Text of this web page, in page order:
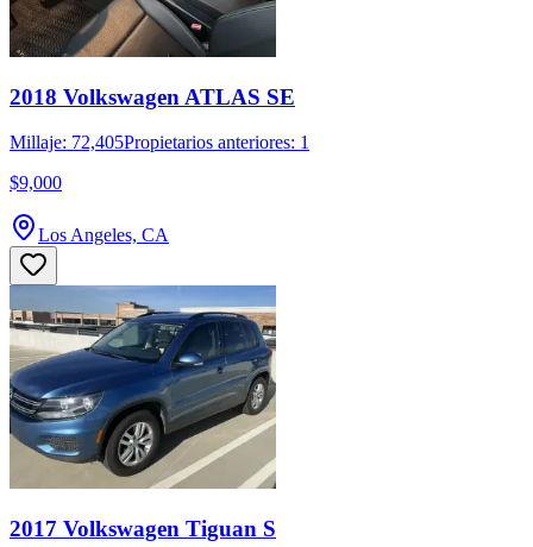
2018 Volkswagen ATLAS SE
Millaje: 72,405Propietarios anteriores: 1
$9,000
Los Angeles, CA
2017 Volkswagen Tiguan S